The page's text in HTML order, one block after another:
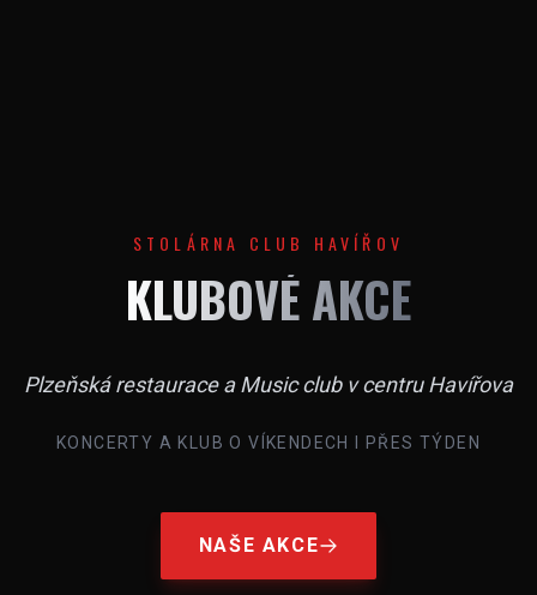
STOLÁRNA CLUB HAVÍŘOV
KLUBOVÉ AKCE
Plzeňská restaurace a Music club v centru Havířova
KONCERTY A KLUB O VÍKENDECH I PŘES TÝDEN
NAŠE AKCE